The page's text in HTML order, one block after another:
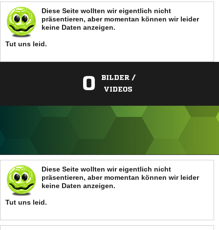
Diese Seite wollten wir eigentlich nicht
präsentieren, aber momentan können wir leider
keine Daten anzeigen.
Tut uns leid.
0
BILDER /
VIDEOS
ANZEIGE
Diese Seite wollten wir eigentlich nicht
präsentieren, aber momentan können wir leider
keine Daten anzeigen.
Tut uns leid.